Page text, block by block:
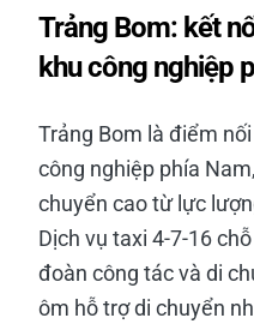
Trảng Bom: kết
khu công nghiệp
Trảng Bom là điểm
công nghiệp phía
chuyển cao từ lực
Dịch vụ taxi 4-7-16
đoàn công tác và di
ôm hỗ trợ di chuyển